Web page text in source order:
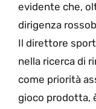
evidente che,
dirigenza
Il direttore
nella ricerca di
come priorità
gioco prodotta,